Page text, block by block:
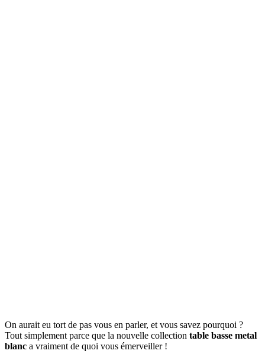
On aurait eu tort de pas vous en parler, et vous savez pourquoi ?
Tout simplement parce que la nouvelle collection table basse metal
blanc a vraiment de quoi vous émerveiller !